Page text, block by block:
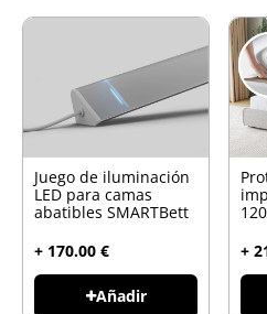
Juego de iluminación
LED para camas
abatibles SMARTBett
+ 170.00 €
Añadir
+